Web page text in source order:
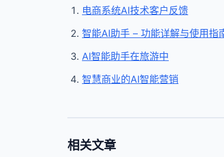
电商系统AI技术客户反馈
智能AI助手 – 功能详解与使用指
AI智能助手在旅游中
智慧商业的AI智能营销
相关文章